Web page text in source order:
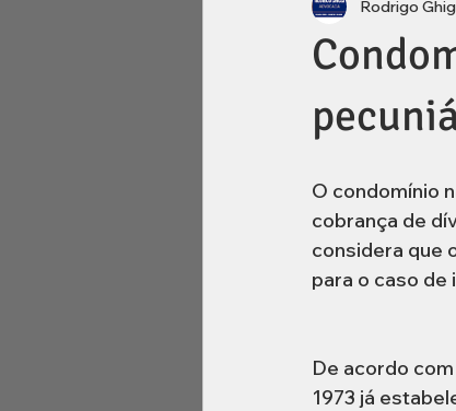
Direito do Consumidor
inventário
Rodrigo
O condomínio
cobrança de
considera que
para o caso
De acordo
1973 já